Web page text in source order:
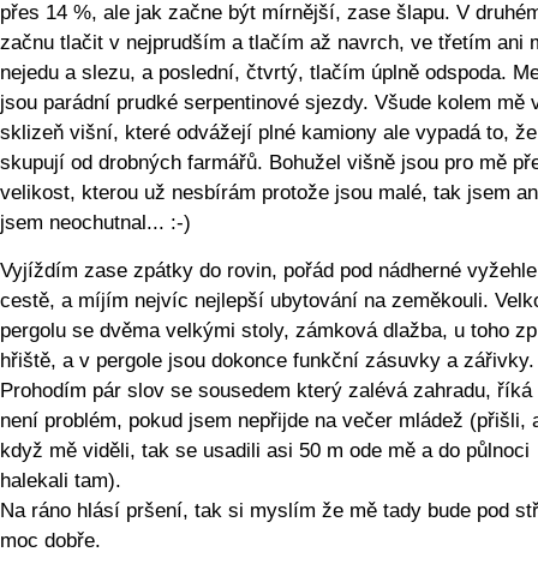
přes 14 %, ale jak začne být mírnější, zase šlapu. V
začnu tlačit v nejprudším a tlačím až navrch, ve třetím ani
nejedu a slezu, a poslední, čtvrtý, tlačím úplně odspoda.
jsou parádní prudké serpentinové sjezdy. Všude kolem mě
sklizeň višní, které odvážejí plné kamiony ale vypadá to,
skupují od drobných farmářů. Bohužel višně jsou pro mě
velikost, kterou už nesbírám protože jsou malé, tak jsem
jsem neochutnal... :-)
Vyjíždím zase zpátky do rovin, pořád pod nádherné
cestě, a míjím nejvíc nejlepší ubytování na zeměkouli.
pergolu se dvěma velkými stoly, zámková dlažba, u toho
hřiště, a v pergole jsou dokonce funkční zásuvky a zářivky.
Prohodím pár slov se sousedem který zalévá zahradu, říká
není problém, pokud jsem nepřijde na večer mládež (přišli,
když mě viděli, tak se usadili asi 50 m ode mě a do půlnoci
halekali tam).
Na ráno hlásí pršení, tak si myslím že mě tady bude pod
moc dobře.